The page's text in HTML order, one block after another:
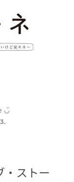
◡̈
・ストー